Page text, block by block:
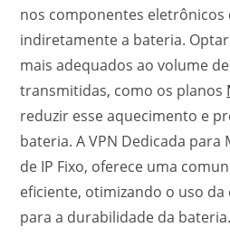
nos componentes eletrônicos
indiretamente a bateria.
mais adequados ao volume
transmitidas, como os planos
reduzir esse aquecimento e
bateria. A VPN Dedicada para
de IP Fixo, oferece uma
eficiente, otimizando o uso
para a durabilidade da bateria.